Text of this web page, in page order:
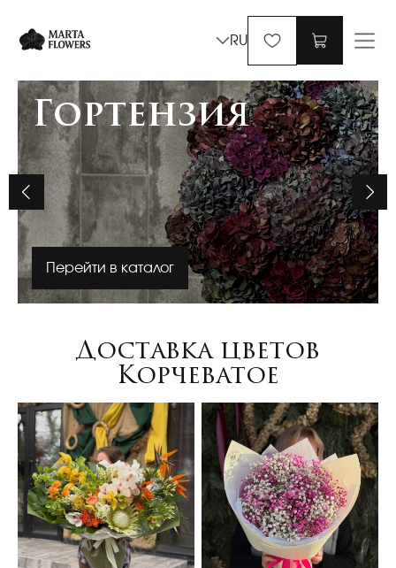
RU
Гортензия
Перейти в каталог
Доставка цветов
Корчеватое